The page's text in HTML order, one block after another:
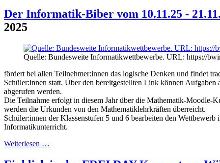
Der Informatik-Biber vom 10.11.25 -
2025
Quelle: Bundesweite Informatikwettbewerbe. URL: https://
fördert bei allen Teilnehmer:innen das logische Denken und findet
Schüler:innen statt. Über den bereitgestellten Link können Aufgaben
abgerufen werden.
Die Teilnahme erfolgt in diesem Jahr über die Mathematik-Moodle-
werden die Urkunden von den Mathematiklehrkräften überreicht.
Schüler:innen der Klassenstufen 5 und 6 bearbeiten den Wettbewerb
Informatikunterricht.
Weiterlesen …